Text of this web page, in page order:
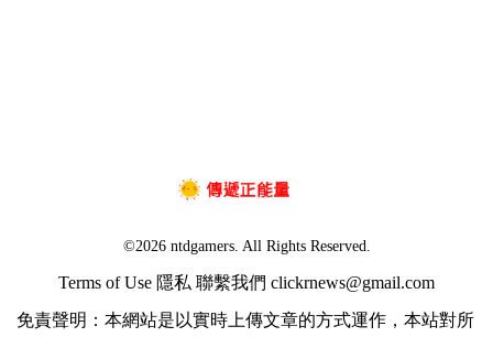
©2026 ntdgamers. All Rights Reserved.
Terms of Use 隱私 聯繫我們 clickrnews@gmail.com
免責聲明：本網站是以實時上傳文章的方式運作，本站對所